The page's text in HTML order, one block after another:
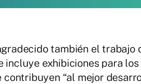
también el trabajo
incluye exhibiciones para
“al mejor